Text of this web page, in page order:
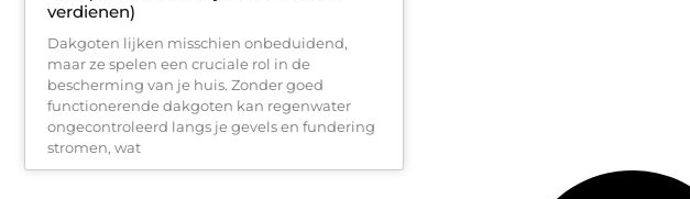
verdienen)
Dakgoten lijken misschien onbeduidend,
maar ze spelen een cruciale rol in de
bescherming van je huis. Zonder goed
functionerende dakgoten kan regenwater
ongecontroleerd langs je gevels en fundering
stromen, wat